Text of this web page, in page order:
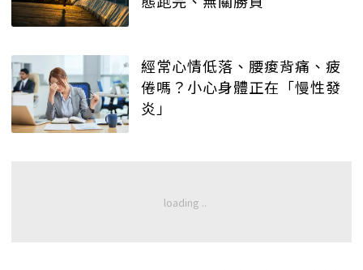
經常心情低落、腰痠背痛、疲
倦嗎？小心身體正在「慢性發
炎」